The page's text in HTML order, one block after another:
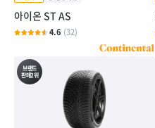
아이온 ST AS
4.6 (32)
브랜드
판매2위